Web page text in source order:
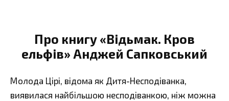
Про книгу «Відьмак. Кров
ельфів» Анджей Сапковський
Молода Цірі, відома як Дитя-Несподіванка,
виявилася найбільшою несподіванкою, ніж можна